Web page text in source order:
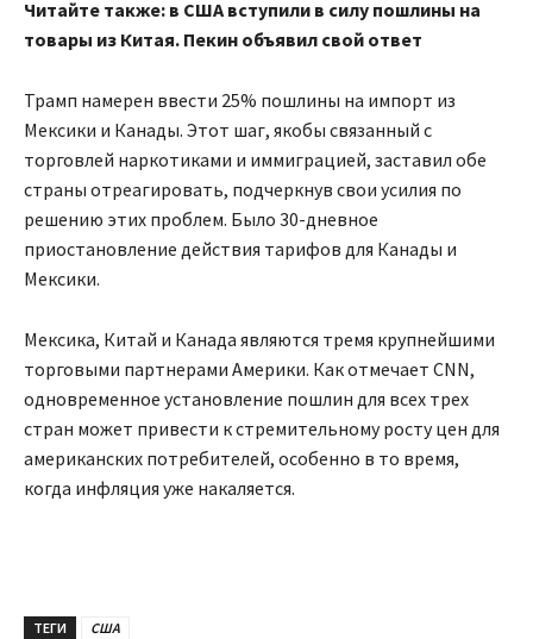
Читайте также: в США вступили в силу пошлины на
товары из Китая. Пекин объявил свой ответ
Трамп намерен ввести 25% пошлины на импорт из
Мексики и Канады. Этот шаг, якобы связанный с
торговлей наркотиками и иммиграцией, заставил обе
страны отреагировать, подчеркнув свои усилия по
решению этих проблем. Было 30-дневное
приостановление действия тарифов для Канады и
Мексики.
Мексика, Китай и Канада являются тремя крупнейшими
торговыми партнерами Америки. Как отмечает СNN,
одновременное установление пошлин для всех трех
стран может привести к стремительному росту цен для
американских потребителей, особенно в то время,
когда инфляция уже накаляется.
ТЕГИ США